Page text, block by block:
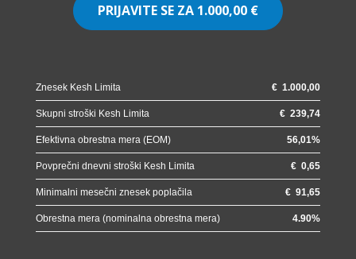
PRIJAVITE SE ZA 1.000,00 €
Znesek Kesh Limita €1.000,00
Skupni stroški Kesh Limita €239,74
Efektivna obrestna mera (EOM) 56,01%
Povprečni dnevni stroški Kesh Limita €0,65
Minimalni mesečni znesek poplačila €91,65
Obrestna mera (nominalna obrestna mera) 4.90%